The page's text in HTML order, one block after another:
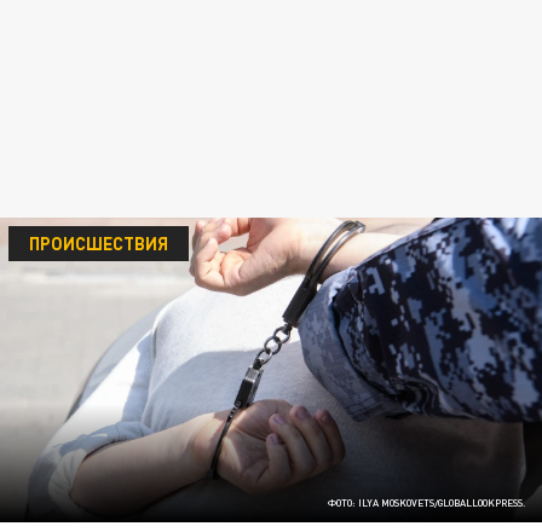
ФОТО: ILYA MOSKOVETS/GLOBALLOOKPRESS.
ПРОИСШЕСТВИЯ